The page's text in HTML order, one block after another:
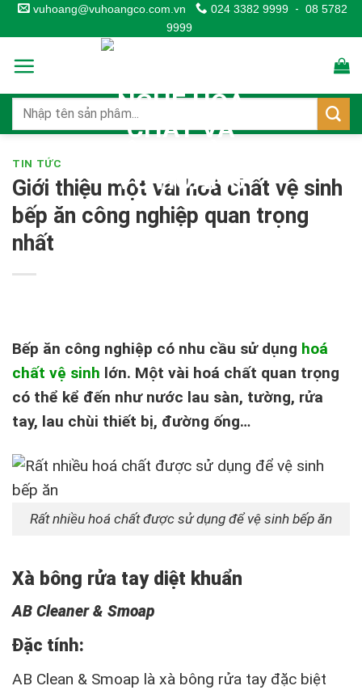
Skip
to
content
vuhoang@vuhoangco.com.vn 024 3382 9999 - 08 5782
9999
TIN TỨC
Giới thiệu một vài hoá chất vệ sinh
bếp ăn công nghiệp quan trọng
nhất
Bếp ăn công nghiệp có nhu cầu sử dụng hoá
chất vệ sinh lớn. Một vài hoá chất quan trọng
có thể kể đến như nước lau sàn, tường, rửa
tay, lau chùi thiết bị, đường ống…
Rất nhiều hoá chất được sử dụng để vệ sinh bếp ăn
Xà bông rửa tay diệt khuẩn
AB Cleaner & Smoap
Đặc tính:
AB Clean & Smoap là xà bông rửa tay đặc biệt